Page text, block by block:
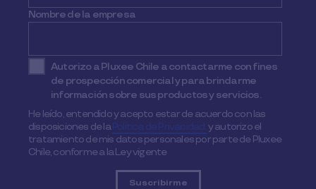
Nombre de la empresa
Autorizo a Pluxee Chile a contactarme con fines
de prospección comercial y para brindarme
información sobre sus productos y servicios.
He leído, entendido y acepto estar de acuerdo con las
disposiciones de laPolítica de Privacidad,y autorizo el
tratamiento de mis datos personales por parte de Pluxee
Chile, conforme a la Ley vigente